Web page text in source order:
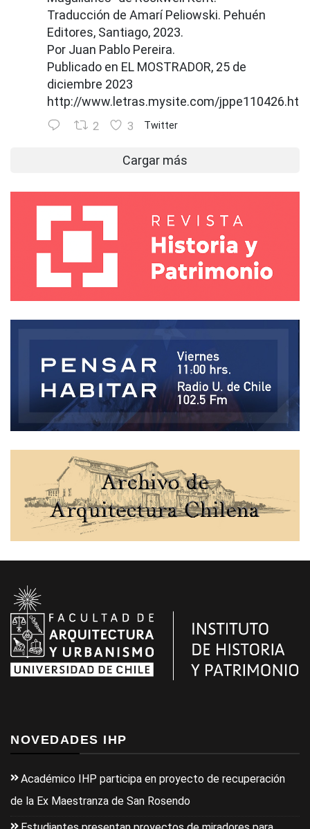
Traducción de Amarí Peliowski. Pehuén
Editores, Santiago, 2023.
Por Juan Pablo Pereira.
Publicado en EL MOSTRADOR, 25 de
diciembre 2023
http://www.letras.mysite.com/
2 3 Twitter
Cargar más
NOVEDADES IHP
Académico IHP participa en proyecto de recuperación
de la Ex Maestranza de San Rosendo